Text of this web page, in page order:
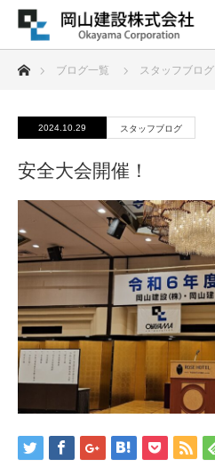
ホームブログ一覧 スタッフブログ
2024.10.29 スタッフブログ
安全大会開催！